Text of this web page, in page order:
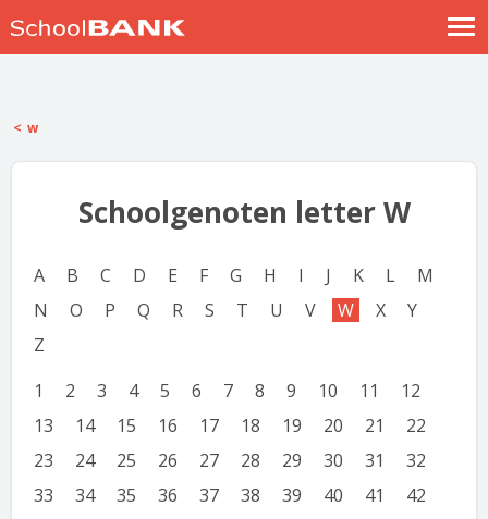
Help
w
Schoolgenoten letter W
A B C D E F G H I J K L
M
N
O P Q R S T U V W X
Y
Z
1
2 3 4 5 6 7 8 9 10 11
12
13
14 15 16 17 18 19 20 21
22
23
24 25 26 27 28 29 30 31
32
33
34 35 36 37 38 39 40 41
42